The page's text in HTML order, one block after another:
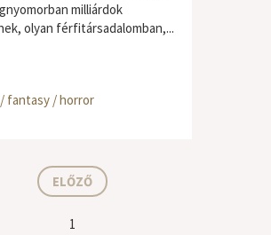
milliárdok
olyan férfitársadalomban,...
fantasy / horror
ELŐZŐ
1